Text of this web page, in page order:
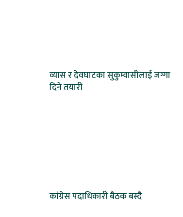
व्यास र देवघाटका सुकुम्वासीलाई जग्गा
दिने तयारी
कांग्रेस पदाधिकारी बैठक बस्दै